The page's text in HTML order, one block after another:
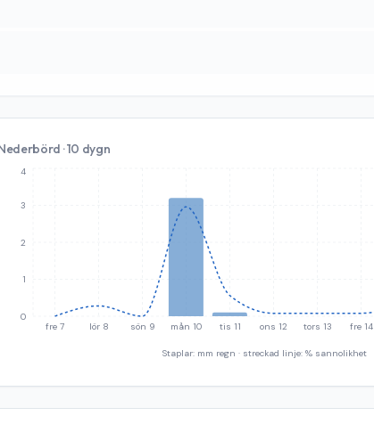
· 10 dygn
fre 7 lör 8 sön 9 mån 10 tis 11 ons 12 tors 13 fre 14
0
1
2
3
4
Staplar: mm regn · streckad linje: % sannolikhet